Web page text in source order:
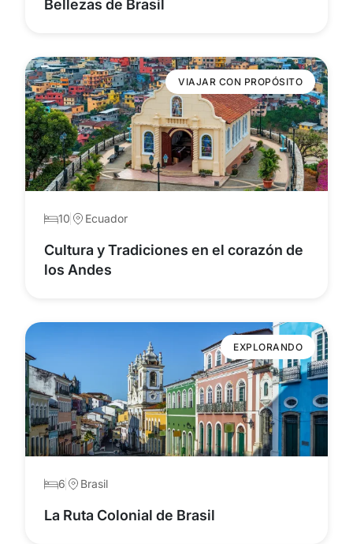
Bellezas de Brasil
VIAJAR CON PROPÓSITO
10 Ecuador
Cultura y Tradiciones en el corazón de
los Andes
EXPLORANDO
6 Brasil
La Ruta Colonial de Brasil